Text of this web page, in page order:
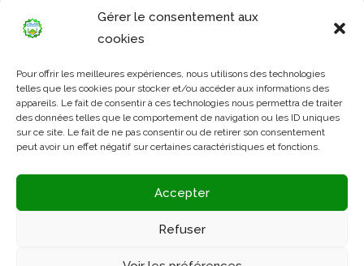
Gérer le consentement aux
cookies
Pour offrir les meilleures expériences, nous utilisons des technologies
telles que les cookies pour stocker et/ou accéder aux informations des
appareils. Le fait de consentir à ces technologies nous permettra de traiter
des données telles que le comportement de navigation ou les ID uniques
sur ce site. Le fait de ne pas consentir ou de retirer son consentement
peut avoir un effet négatif sur certaines caractéristiques et fonctions.
Accepter
Refuser
dans
un
nouvel
onglet
Apprendre Le Coran Simplement